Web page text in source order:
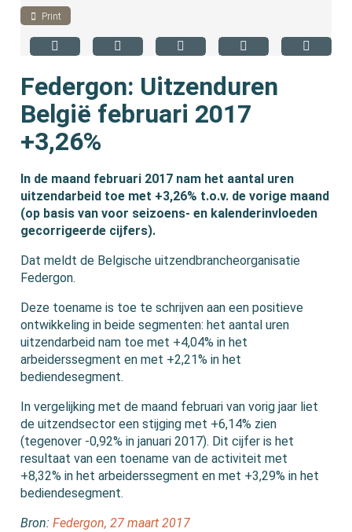
Print
Federgon: Uitzenduren
België februari 2017
+3,26%
In de maand februari 2017 nam het aantal uren
uitzendarbeid toe met +3,26% t.o.v. de vorige maand
(op basis van voor seizoens- en kalenderinvloeden
gecorrigeerde cijfers).
Dat meldt de Belgische uitzendbrancheorganisatie
Federgon.
Deze toename is toe te schrijven aan een positieve
ontwikkeling in beide segmenten: het aantal uren
uitzendarbeid nam toe met +4,04% in het
arbeiderssegment en met +2,21% in het
bediendesegment.
In vergelijking met de maand februari van vorig jaar liet
de uitzendsector een stijging met +6,14% zien
(tegenover -0,92% in januari 2017). Dit cijfer is het
resultaat van een toename van de activiteit met
+8,32% in het arbeiderssegment en met +3,29% in het
bediendesegment.
Bron:Federgon, 27 maart 2017